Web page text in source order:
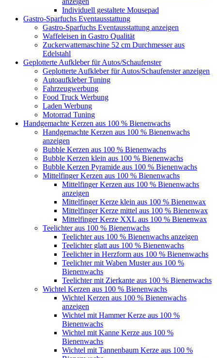
Individuell gestaltete Mousepad
Gastro-Sparfuchs Eventausstattung
Gastro-Sparfuchs Eventausstattung anzeigen
Waffeleisen in Gastro Qualität
Zuckerwattemaschine 52 cm Durchmesser aus
Edelstahl
Geplotterte Aufkleber für Autos/Schaufenster
Geplotterte Aufkleber für Autos/Schaufenster anzeigen
Autoaufkleber Tuning
Fahrzeugwerbung
Food Truck Werbung
Laden Werbung
Motorrad Tuning
Handgemachte Kerzen aus 100 % Bienenwachs
Handgemachte Kerzen aus 100 % Bienenwachs
anzeigen
Bubble Kerzen aus 100 % Bienenwachs
Bubble Kerzen klein aus 100 % Bienenwachs
Bubble Kerzen Pyramide aus 100 % Bienenwachs
Mittelfinger Kerzen aus 100 % Bienenwachs
Mittelfinger Kerzen aus 100 % Bienenwachs
anzeigen
Mittelfinger Kerze klein aus 100 % Bienenwax
Mittelfinger Kerze mittel aus 100 % Bienenwax
Mittelfinger Kerze XXL aus 100 % Bienenwax
Teelichter aus 100 % Bienenwachs
Teelichter aus 100 % Bienenwachs anzeigen
Teelichter glatt aus 100 % Bienenwachs
Teelichter in Herzform aus 100 % Bienenwachs
Teelichter mit Waben Muster aus 100 %
Bienenwachs
Teelichter mit Zierkante aus 100 % Bienenwachs
Wichtel Kerzen aus 100 % Bienenwachs
Wichtel Kerzen aus 100 % Bienenwachs
anzeigen
Wichtel mit Hammer Kerze aus 100 %
Bienenwachs
Wichtel mit Kanne Kerze aus 100 %
Bienenwachs
Wichtel mit Tannenbaum Kerze aus 100 %